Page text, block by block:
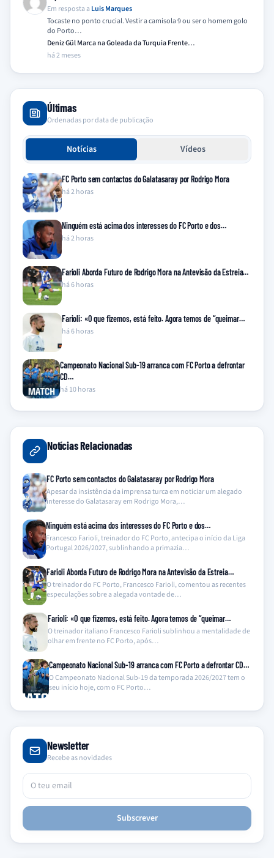
Em resposta a Luis Marques
Tocaste no ponto crucial. Vestir a camisola 9 ou ser o homem golo
do Porto…
Deniz Gül Marca na Goleada da Turquia Frente…
há 2 meses
Últimas
Ordenadas por data de publicação
Notícias Vídeos
FC Porto sem contactos do Galatasaray por Rodrigo Mora
há 2 horas
Ninguém está acima dos interesses do FC Porto e dos…
há 2 horas
Farioli Aborda Futuro de Rodrigo Mora na Antevisão da Estreia…
há 6 horas
Farioli: «O que fizemos, está feito. Agora temos de “queimar…
há 6 horas
Campeonato Nacional Sub-19 arranca com FC Porto a defrontar
CD…
há 10 horas
Notícias Relacionadas
FC Porto sem contactos do Galatasaray por Rodrigo Mora
Apesar da insistência da imprensa turca em noticiar um alegado
interesse do Galatasaray em Rodrigo Mora,…
Ninguém está acima dos interesses do FC Porto e dos…
Francesco Farioli, treinador do FC Porto, antecipa o início da Liga
Portugal 2026/2027, sublinhando a primazia…
Farioli Aborda Futuro de Rodrigo Mora na Antevisão da Estreia…
O treinador do FC Porto, Francesco Farioli, comentou as recentes
especulações sobre a alegada vontade de…
Farioli: «O que fizemos, está feito. Agora temos de “queimar…
O treinador italiano Francesco Farioli sublinhou a mentalidade de
olhar em frente no FC Porto, após…
Campeonato Nacional Sub-19 arranca com FC Porto a defrontar CD…
O Campeonato Nacional Sub-19 da temporada 2026/2027 tem o
seu início hoje, com o FC Porto…
Newsletter
Recebe as novidades
Subscrever